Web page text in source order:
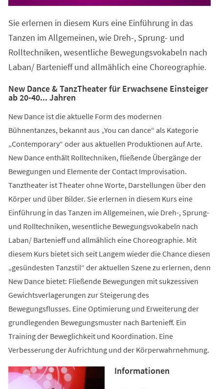
Sie erlernen in diesem Kurs eine Einführung in das
Tanzen im Allgemeinen, wie Dreh-, Sprung- und
Rolltechniken, wesentliche Bewegungsvokabeln nach
Laban/ Bartenieff und allmählich eine Choreographie.
New Dance & TanzTheater für Erwachsene Einsteiger
ab 20-40... Jahren
New Dance ist die aktuelle Form des modernen
Bühnentanzes, bekannt aus „You can dance“ als Kategorie
„Contemporary“ oder aus aktuellen Produktionen auf Arte.
New Dance enthält Rolltechniken, fließende Übergänge der
Bewegungen und Elemente der Contact Improvisation.
Tanztheater ist Theater ohne Worte, Darstellungen über den
Körper und über Bilder. Sie erlernen in diesem Kurs eine
Einführung in das Tanzen im Allgemeinen, wie Dreh-, Sprung-
und Rolltechniken, wesentliche Bewegungsvokabeln nach
Laban/ Bartenieff und allmählich eine Choreographie. Mit
diesem Kurs bietet sich seit Langem wieder die Chance diesen
„gesündesten Tanzstil“ der aktuellen Szene zu erlernen, denn
New Dance bietet: Fließende Bewegungen mit sukzessiven
Gewichtsverlagerungen zur Steigerung des
Bewegungsflusses. Eine Optimierung und Erweiterung der
grundlegenden Bewegungsmuster nach Bartenieff. Ein
Training der Beweglichkeit und Koordination. Eine
Verbesserung der Aufrichtung und der Körperwahrnehmung.
Informationen